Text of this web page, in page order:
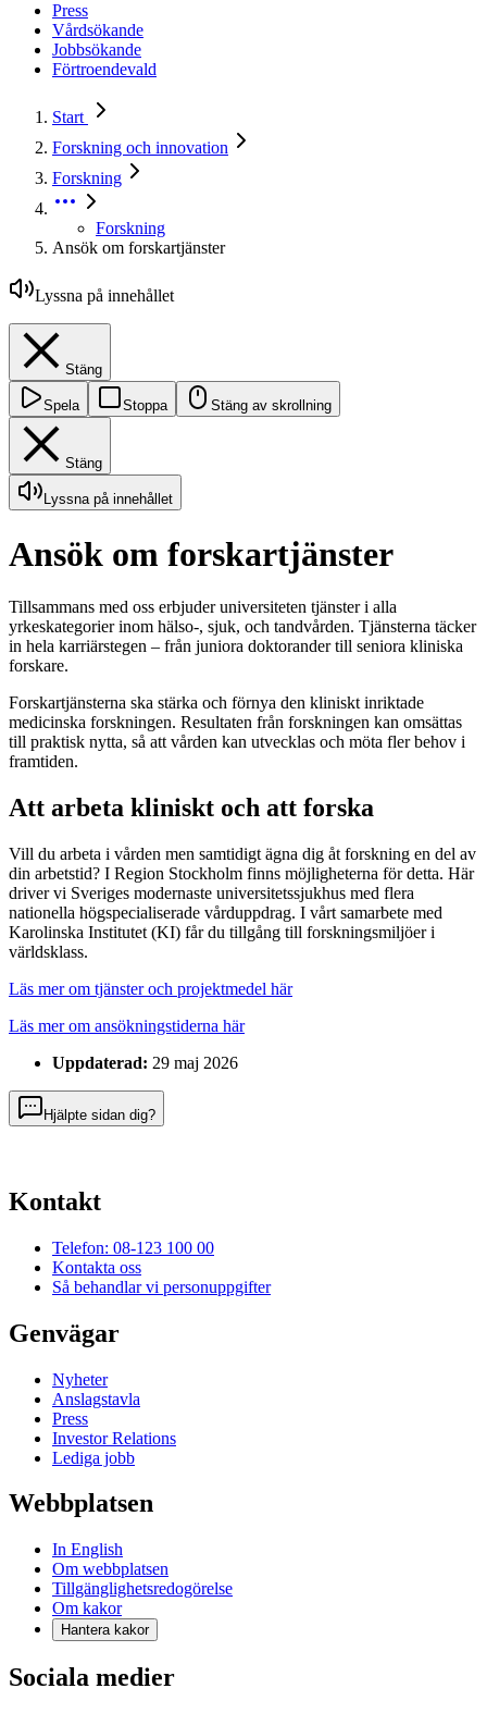
Press
Vårdsökande
Jobbsökande
Förtroendevald
Start
Forskning och innovation
Forskning
Forskning
Ansök om forskartjänster
Lyssna på innehållet
Stäng
Spela Stoppa Stäng av skrollning
Stäng
Lyssna på innehållet
Ansök om forskartjänster
Tillsammans med oss erbjuder universiteten tjänster i alla
yrkeskategorier inom hälso-, sjuk, och tandvården. Tjänsterna täcker
in hela karriärstegen – från juniora doktorander till seniora kliniska
forskare.
Forskartjänsterna ska stärka och förnya den kliniskt inriktade
medicinska forskningen. Resultaten från forskningen kan omsättas
till praktisk nytta, så att vården kan utvecklas och möta fler behov i
framtiden.
Att arbeta kliniskt och att forska
Vill du arbeta i vården men samtidigt ägna dig åt forskning en del av
din arbetstid? I Region Stockholm finns möjligheterna för detta. Här
driver vi Sveriges modernaste universitetssjukhus med flera
nationella högspecialiserade vårduppdrag. I vårt samarbete med
Karolinska Institutet (KI) får du tillgång till forskningsmiljöer i
världsklass.
Läs mer om tjänster och projektmedel här
Läs mer om ansökningstiderna här
Uppdaterad: 29 maj 2026
Hjälpte sidan dig?
Kontakt
Telefon: 08-123 100 00
Kontakta oss
Så behandlar vi personuppgifter
Genvägar
Nyheter
Anslagstavla
Press
Investor Relations
Lediga jobb
Webbplatsen
In English
Om webbplatsen
Tillgänglighetsredogörelse
Om kakor
Hantera kakor
Sociala medier